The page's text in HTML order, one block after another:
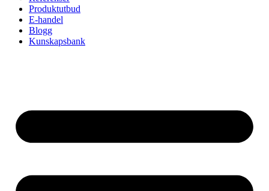
Produktutbud
E-handel
Blogg
Kunskapsbank